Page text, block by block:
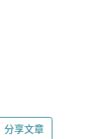
分享文章